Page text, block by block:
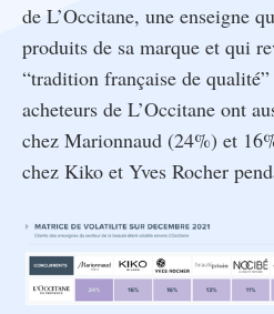
de L’Occitane, une enseigne
produits de sa marque et qui
“tradition française de
acheteurs de L’Occitane ont
chez Marionnaud (24%) et
chez Kiko et Yves Rocher